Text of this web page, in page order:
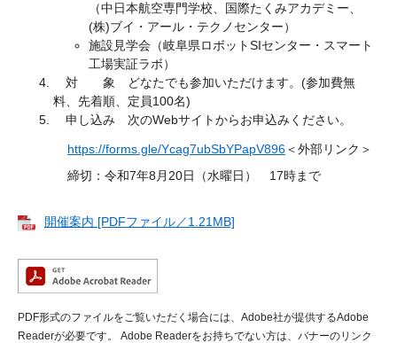
（中日本航空専門学校、国際たくみアカデミー、
(株)ブイ・アール・テクノセンター）
施設見学会（岐阜県ロボットSIセンター・スマート
工場実証ラボ）
対 象 どなたでも参加いただけます。(参加費無
料、先着順、定員100名)
申し込み 次のWebサイトからお申込みください。
https://forms.gle/Ycag7ubSbYPapV896＜外部リンク＞
締切：令和7年8月20日（水曜日） 17時まで
開催案内 [PDFファイル／1.21MB]
PDF形式のファイルをご覧いただく場合には、Adobe社が提供するAdobe
Readerが必要です。
Adobe Readerをお持ちでない方は、バナーのリンク